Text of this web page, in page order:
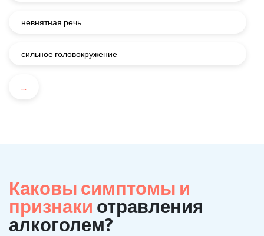
невнятная речь
сильное головокружение
...
Каковы симптомы и
признаки отравления
алкоголем?